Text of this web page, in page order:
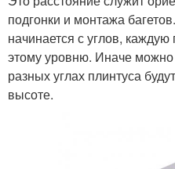
подгонки и монтажа
начинается с углов,
этому уровню. Иначе можно
разных углах плинтуса
высоте.